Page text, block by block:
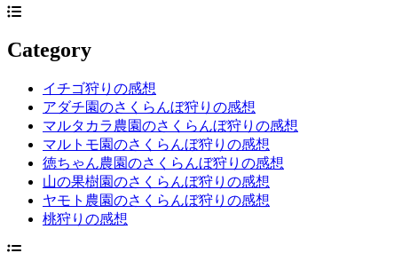
Category
イチゴ狩りの感想
アダチ園のさくらんぼ狩りの感想
マルタカラ農園のさくらんぼ狩りの感想
マルトモ園のさくらんぼ狩りの感想
徳ちゃん農園のさくらんぼ狩りの感想
山の果樹園のさくらんぼ狩りの感想
ヤモト農園のさくらんぼ狩りの感想
桃狩りの感想